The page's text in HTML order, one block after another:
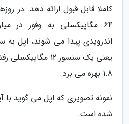
اندرویدی پیدا می شوند، اپل
یعنی یک سنسور 12
1.8 بهره می برد.
شده است.